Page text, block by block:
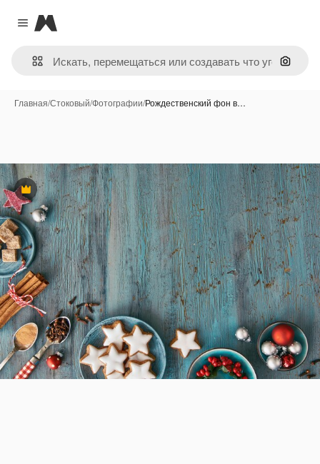
Close menu
Magnific
Поиск
Главная/Стоковый/Фотографии/Рождественский фон в…
Премиум